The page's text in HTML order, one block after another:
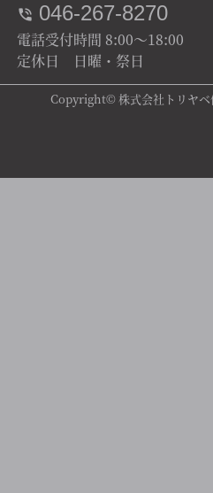
046-267-8270
電話受付時間 8:00～18:00
定休日 日曜・祭日
Copyright© 株式会社トリヤ